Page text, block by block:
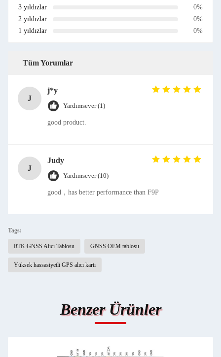
3 yıldızlar
0%
2 yıldızlar
0%
1 yıldızlar
0%
Tüm Yorumlar
J
j*y
Yardımsever (1)
good product.
J
Judy
Yardımsever (10)
good，has better performance than F9P
Tags:
RTK GNSS Alıcı Tablosu GNSS OEM tablosu
Yüksek hassasiyetli GPS alıcı kartı
Benzer Ürünler